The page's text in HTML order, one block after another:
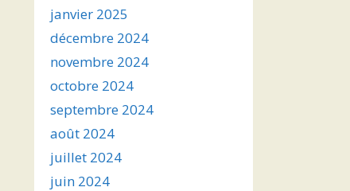
janvier 2025
décembre 2024
novembre 2024
octobre 2024
septembre 2024
août 2024
juillet 2024
juin 2024